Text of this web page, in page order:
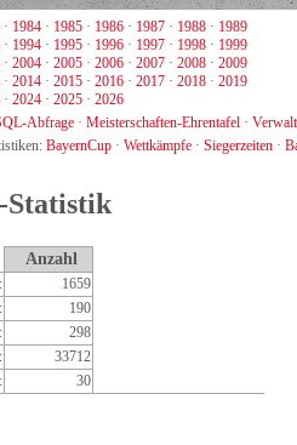
· 1984 · 1985 · 1986 · 1987 · 1988 · 1989
· 1994 · 1995 · 1996 · 1997 · 1998 · 1999
· 2004 · 2005 · 2006 · 2007 · 2008 · 2009
· 2014 · 2015 · 2016 · 2017 · 2018 · 2019
· 2024 · 2025 · 2026
Abfrage · Meisterschaften-Ehrentafel ·
BayernCup · Wettkämpfe · Siegerzeiten ·
Statistik
Anzahl
:
1659
:
190
:
298
:
33712
: 30